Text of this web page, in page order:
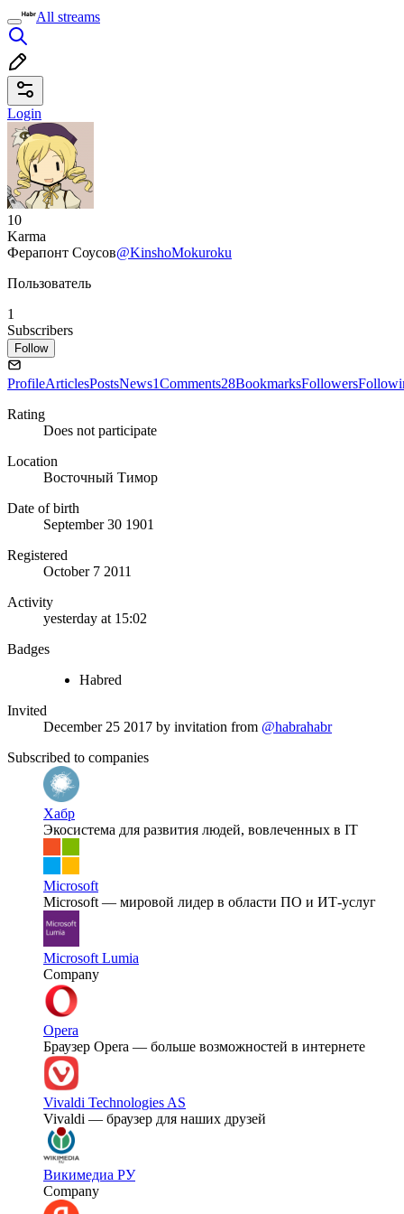
All streams
Login
10
Karma
Ферапонт Соусов@KinshoMokuroku
Пользователь
1
Subscribers
Follow
ProfileArticlesPostsNews1Comments28BookmarksFollowers
Rating
Does not participate
Location
Восточный Тимор
Date of birth
September 30 1901
Registered
October 7 2011
Activity
yesterday at 15:02
Badges
Habred
Invited
December 25 2017 by invitation from @habrahabr
Subscribed to companies
Хабр
Экосистема для развития людей, вовлеченных в IT
Microsoft
Microsoft — мировой лидер в области ПО и ИТ-услуг
Microsoft Lumia
Company
Opera
Браузер Opera — больше возможностей в интернете
Vivaldi Technologies AS
Vivaldi — браузер для наших друзей
Викимедиа РУ
Company